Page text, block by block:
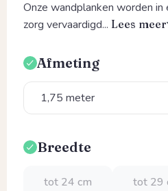
Onze wandplanken worden
zorg vervaardigd... Lees meer
Selecteer
Afmeting
Selecteer
Breedte
tot 24 cm tot 29